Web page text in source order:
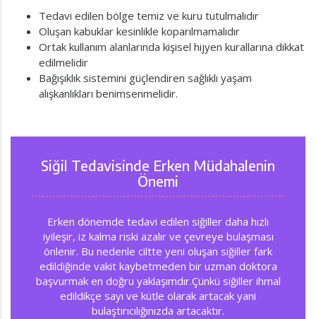
Tedavi edilen bölge temiz ve kuru tutulmalıdır
Oluşan kabuklar kesinlikle koparılmamalıdır
Ortak kullanım alanlarında kişisel hijyen kurallarına dikkat
edilmelidir
Bağışıklık sistemini güçlendiren sağlıklı yaşam
alışkanlıkları benimsenmelidir.
Siğil Tedavisinde Erken Müdahalenin
Önemi
Erken dönemde tedavi edilen siğiller daha hızlı
iyileşir, iz kalma riski azalır ve çevreye bulaşması
önlenir. Bu nedenle ciltte yeni oluşan siğiller fark
edildiğinde vakit kaybetmeden bir uzman doktora
başvurmak en doğru yaklaşımdır.Çünkü siğiller ihmal
edildikçe sayı ve kütle olarak artacak yani
bulaştırıcılığınızda artacaktır.